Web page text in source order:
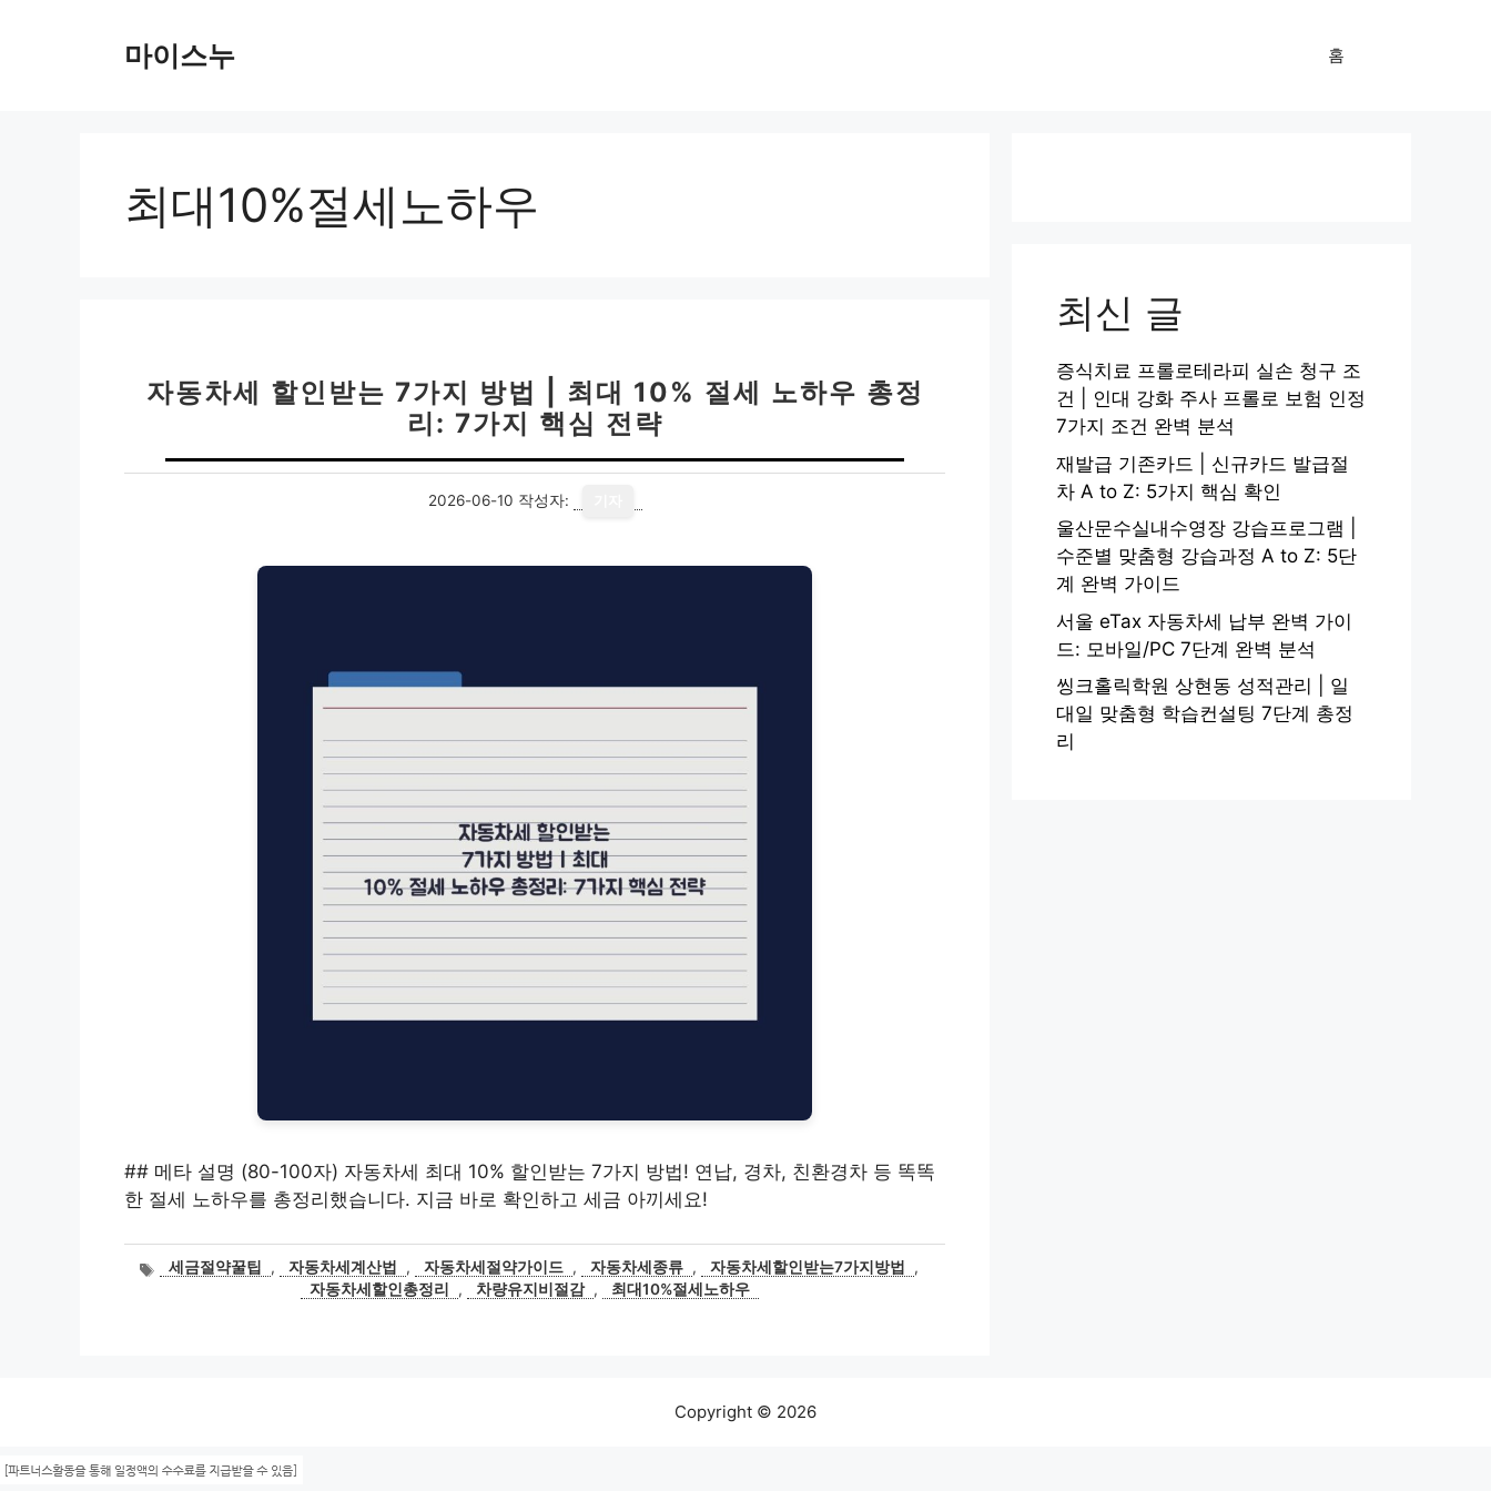
마이스누 홈
최대10%절세노하우
자동차세 할인받는 7가지 방법 | 최대 10% 절세 노하우 총정
리: 7가지 핵심 전략
2026-06-10 작성자:
## 메타 설명 (80-100자) 자동차세 최대 10% 할인받는 7가지 방법! 연납, 경차, 친환경차 등 똑똑
한 절세 노하우를 총정리했습니다. 지금 바로 확인하고 세금 아끼세요!
태세금절약꿀팁 , 자동차세계산법 , 자동차세절약가이드 , 자동차세종류 , 자동차세할인받는7가지방법
,
자동차세할인총정리
, 차량유지비절감 , 최대10%절세노하우
최신 글
증식치료 프롤로테라피 실손 청구 조
건 | 인대 강화 주사 프롤로 보험 인정
7가지 조건 완벽 분석
재발급 기존카드 | 신규카드 발급절
차 A to Z: 5가지 핵심 확인
울산문수실내수영장 강습프로그램 |
수준별 맞춤형 강습과정 A to Z: 5단
계 완벽 가이드
서울 eTax 자동차세 납부 완벽 가이
드: 모바일/PC 7단계 완벽 분석
씽크홀릭학원 상현동 성적관리 | 일
대일 맞춤형 학습컨설팅 7단계 총정
리
Copyright © 2026